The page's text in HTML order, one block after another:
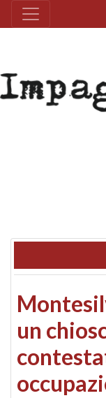
un